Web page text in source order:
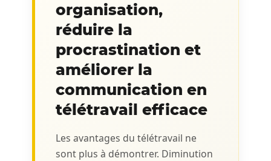
organisation,
réduire la
procrastination et
améliorer la
communication en
télétravail efficace
Les avantages du télétravail ne
sont plus à démontrer. Diminution